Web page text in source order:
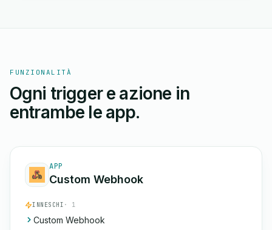
FUNZIONALITÀ
Ogni trigger e azione in
entrambe le app.
APP
Custom Webhook
INNESCHI · 1
Custom Webhook